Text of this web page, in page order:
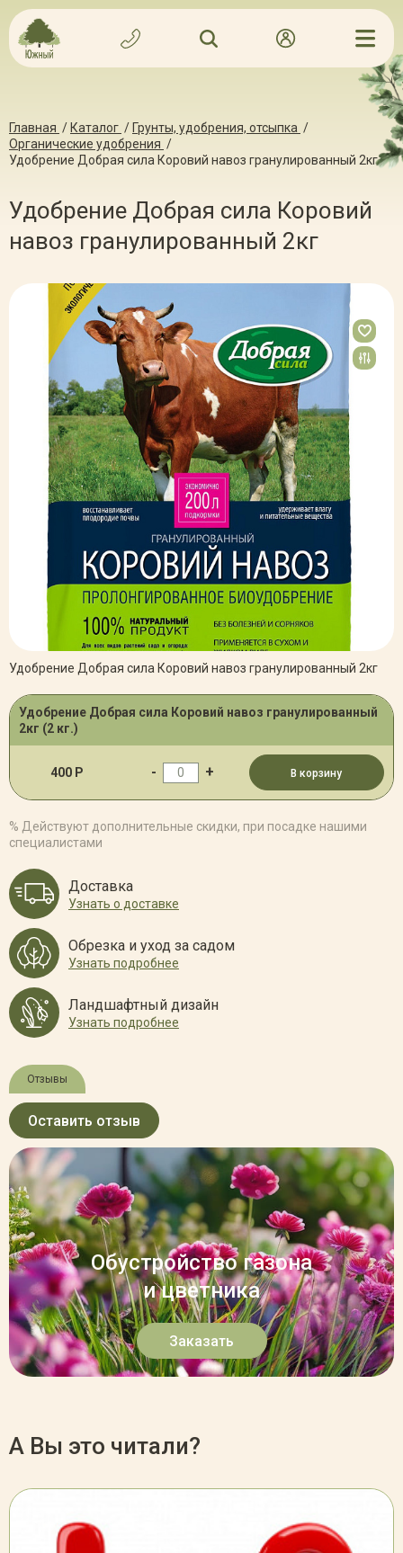
Главная / Каталог / Грунты, удобрения, отсыпка /
Органические удобрения /
Удобрение Добрая сила Коровий навоз гранулированный 2кг
Удобрение Добрая сила Коровий
навоз гранулированный 2кг
Удобрение Добрая сила Коровий навоз гранулированный 2кг
Удобрение Добрая сила Коровий навоз гранулированный
2кг (2 кг.)
400 Р - + В корзину
% Действуют дополнительные скидки, при посадке нашими
специалистами
Доставка
Узнать о доставке
Обрезка и уход за садом
Узнать подробнее
Ландшафтный дизайн
Узнать подробнее
Отзывы
Оставить отзыв
Обустройство газона
и цветника
Заказать
А Вы это читали?